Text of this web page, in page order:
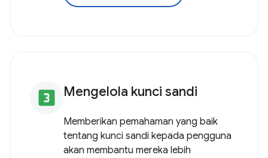
looks_3 Mengelola kunci sandi
Memberikan pemahaman yang baik
tentang kunci sandi kepada pengguna
akan membantu mereka lebih